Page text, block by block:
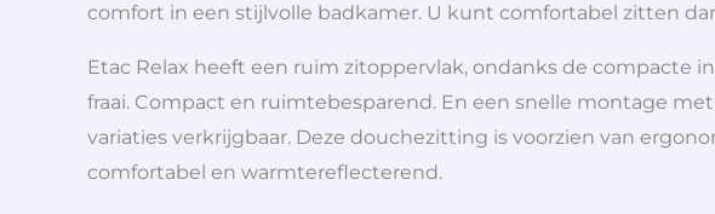
comfort in een stijlvolle badkamer. U kunt comfortabel zitten
Etac Relax heeft een ruim zitoppervlak, ondanks de compacte
fraai. Compact en ruimtebesparend. En een snelle montage
variaties verkrijgbaar. Deze douchezitting is voorzien van
comfortabel en warmtereflecterend.